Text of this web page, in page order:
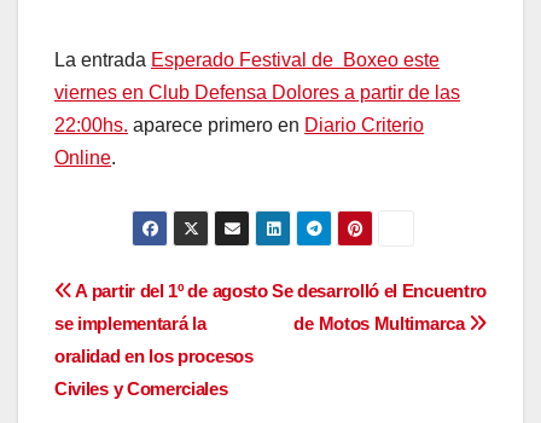
La entrada Esperado Festival de Boxeo este
viernes en Club Defensa Dolores a partir de las
22:00hs. aparece primero en Diario Criterio
Online.
Navegación
de
entradas
Se desarrolló el Encuentro
de Motos Multimarca
A partir del 1º de agosto
se implementará la
oralidad en los procesos
Civiles y Comerciales